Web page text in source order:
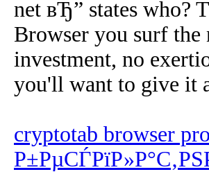
net вЂ” states who?
Browser you surf
investment, no
you'll want to give it
cryptotab browser